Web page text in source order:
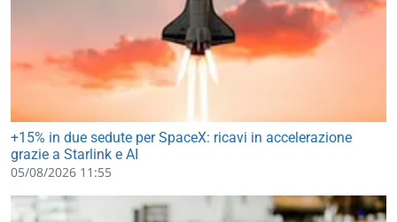
+15% in due sedute per SpaceX: ricavi in accelerazione
grazie a Starlink e AI
05/08/2026 11:55